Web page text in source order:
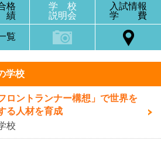
格
学 校
説明会
入試情報
学 費
覧
学校
ロントランナー構想」で世界を
る人材を育成
校